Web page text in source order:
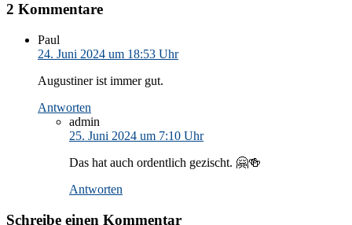
2 Kommentare
Paul
24. Juni 2024 um 18:53 Uhr
Augustiner ist immer gut.
Antworten
admin
25. Juni 2024 um 7:10 Uhr
Das hat auch ordentlich gezischt. 🤗🍻
Antworten
Schreibe einen Kommentar